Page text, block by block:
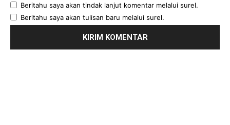
Beritahu saya akan tindak lanjut komentar melalui surel.
Beritahu saya akan tulisan baru melalui surel.